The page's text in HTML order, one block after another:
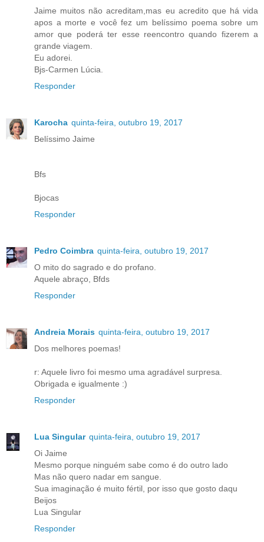
Jaime muitos não acreditam,mas eu acredito que há vida
apos a morte e você fez um belíssimo poema sobre um
amor que poderá ter esse reencontro quando fizerem a
grande viagem.
Eu adorei.
Bjs-Carmen Lúcia.
Responder
Karocha quinta-feira, outubro 19, 2017
Belíssimo Jaime
Bfs
Bjocas
Responder
Pedro Coimbra quinta-feira, outubro 19, 2017
O mito do sagrado e do profano.
Aquele abraço, Bfds
Responder
Andreia Morais quinta-feira, outubro 19, 2017
Dos melhores poemas!
r: Aquele livro foi mesmo uma agradável surpresa.
Obrigada e igualmente :)
Responder
Lua Singular quinta-feira, outubro 19, 2017
Oi Jaime
Mesmo porque ninguém sabe como é do outro lado
Mas não quero nadar em sangue.
Sua imaginação é muito fértil, por isso que gosto daqu
Beijos
Lua Singular
Responder